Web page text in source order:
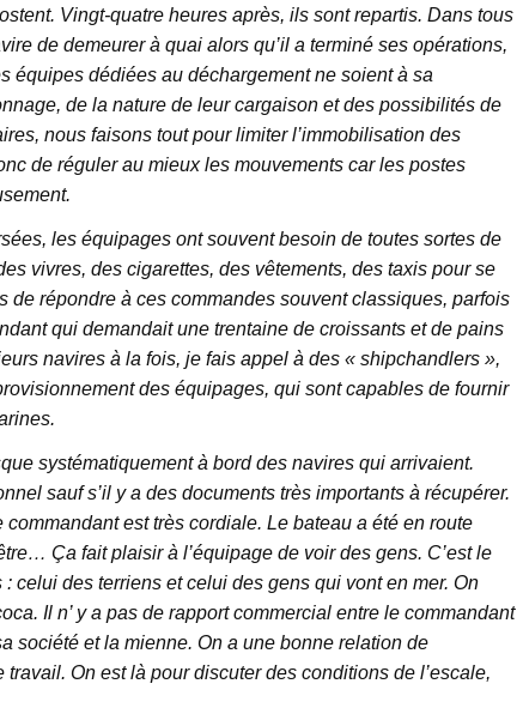
Vingt-quatre heures après, ils sont repartis. Dans tous
de demeurer à quai alors qu’il a terminé ses opérations,
équipes dédiées au déchargement ne soient à sa
de la nature de leur cargaison et des possibilités de
nous faisons tout pour limiter l’immobilisation des
de réguler au mieux les mouvements car les postes
les équipages ont souvent besoin de toutes sortes de
vivres, des cigarettes, des vêtements, des taxis pour se
de répondre à ces commandes souvent classiques, parfois
qui demandait une trentaine de croissants et de pains
navires à la fois, je fais appel à des « shipchandlers »,
des équipages, qui sont capables de fournir
systématiquement à bord des navires qui arrivaient.
sauf s’il y a des documents très importants à récupérer.
est très cordiale. Le bateau a été en route
Ça fait plaisir à l’équipage de voir des gens. C’est le
celui des terriens et celui des gens qui vont en mer. On
Il n’ y a pas de rapport commercial entre le commandant
société et la mienne. On a une bonne relation de
On est là pour discuter des conditions de l’escale,